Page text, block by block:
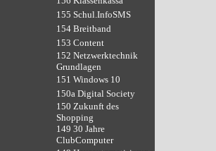
155 Schul.InfoSMS
154 Breitband
153 Content
152 Netzwerktechnik
Grundlagen
151 Windows 10
150a Digital Society
150 Zukunft des
Shopping
149 30 Jahre
ClubComputer